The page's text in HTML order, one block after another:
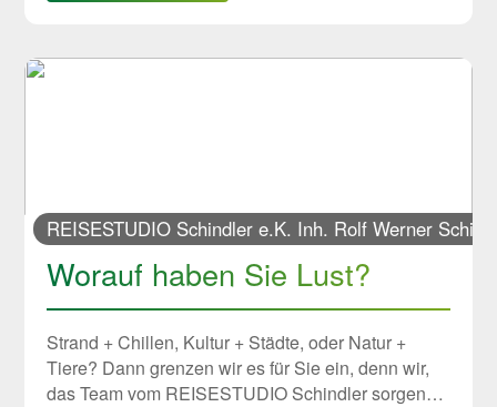
REISESTUDIO Schindler e.K. Inh. Rolf Werner
Worauf haben Sie Lust?
Strand + Chillen, Kultur + Städte, oder Natur +
Tiere? Dann grenzen wir es für Sie ein, denn wir,
das Team vom REISESTUDIO Schindler sorgen